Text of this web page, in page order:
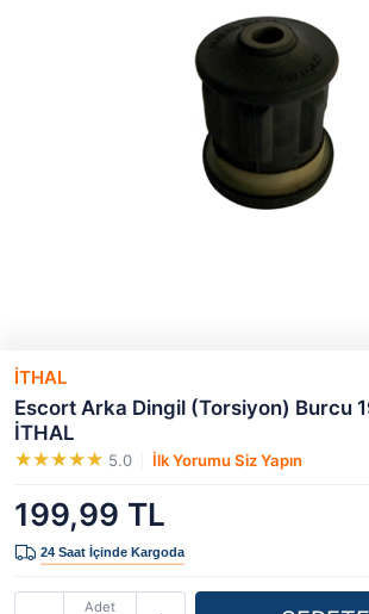
İTHAL
Escort Arka Dingil (Torsiyon) Burcu
İTHAL
5.0 İlk Yorumu Siz Yapın
199,99 TL
Adet